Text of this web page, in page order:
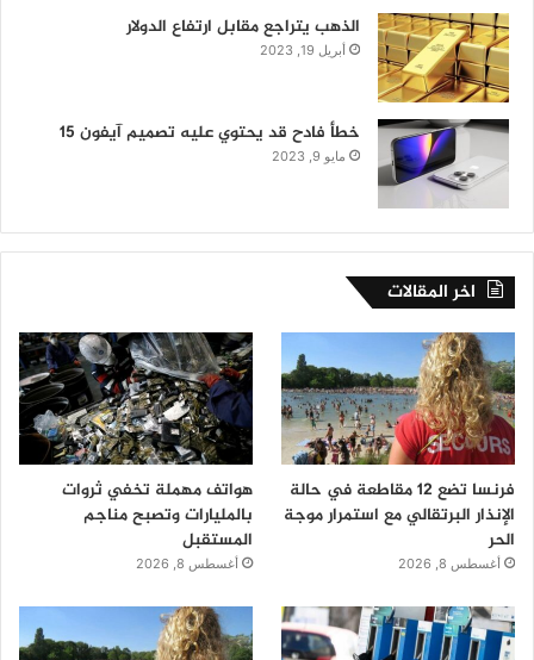
الذهب يتراجع مقابل ارتفاع الدولار
أبريل 19, 2023
خطأ فادح قد يحتوي عليه تصميم آيفون 15
مايو 9, 2023
اخر المقالات
فرنسا تضع 12 مقاطعة في حالة
الإنذار البرتقالي مع استمرار موجة
الحر
أغسطس 8, 2026
هواتف مهملة تخفي ثروات
بالمليارات وتصبح مناجم
المستقبل
أغسطس 8, 2026